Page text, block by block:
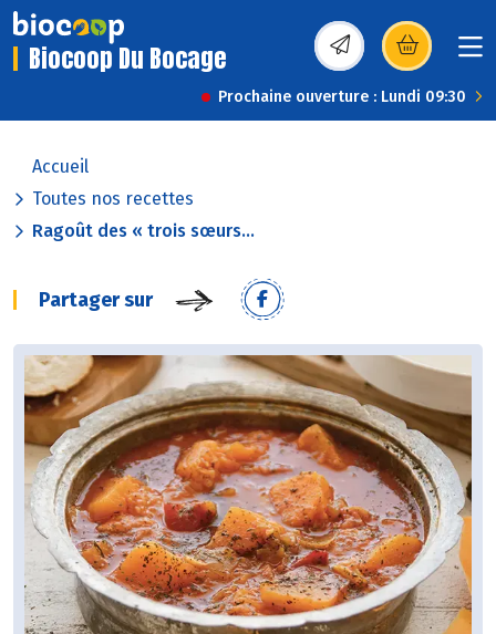
Biocoop Du Bocage (s’ouvre dans une
Prochaine ouverture : Lundi 09:30
Accueil
Toutes nos recettes
Ragoût des « trois sœurs...
Partager sur